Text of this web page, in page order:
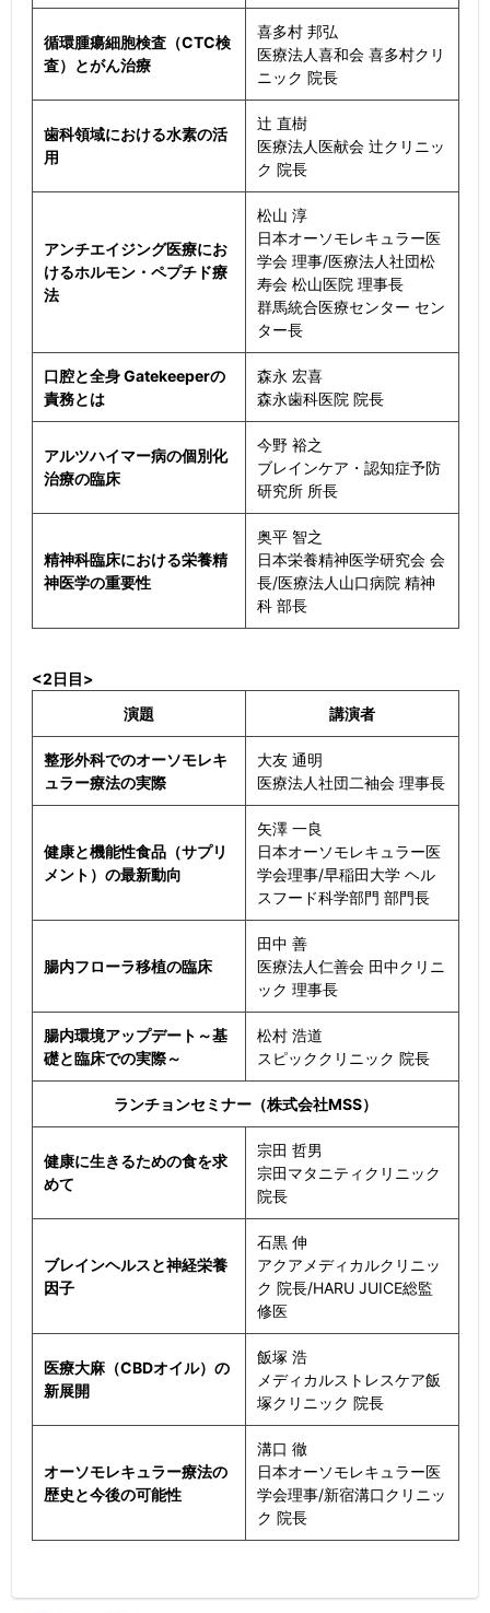
循環腫瘍細胞検査（CTC検
査）とがん治療
喜多村 邦弘
医療法人喜和会 喜多村クリ
ニック 院長
歯科領域における水素の活
用
辻 直樹
医療法人医献会 辻クリニッ
ク 院長
アンチエイジング医療にお
けるホルモン・ペプチド療
法
松山 淳
日本オーソモレキュラー医
学会 理事/医療法人社団松
寿会 松山医院 理事長
群馬統合医療センター セン
ター長
口腔と全身 Gatekeeperの
責務とは
森永 宏喜
森永歯科医院 院長
アルツハイマー病の個別化
治療の臨床
今野 裕之
ブレインケア・認知症予防
研究所 所長
精神科臨床における栄養精
神医学の重要性
奥平 智之
日本栄養精神医学研究会 会
長/医療法人山口病院 精神
科 部長
<2日目>
演題
講演者
整形外科でのオーソモレキ
ュラー療法の実際
大友 通明
医療法人社団二袖会 理事長
健康と機能性食品（サプリ
メント）の最新動向
矢澤 一良
日本オーソモレキュラー医
学会理事/早稲田大学 ヘル
スフード科学部門 部門長
腸内フローラ移植の臨床
田中 善
医療法人仁善会 田中クリニ
ック 理事長
腸内環境アップデート～基
礎と臨床での実際～
松村 浩道
スピッククリニック 院長
ランチョンセミナー（株式会社MSS）
健康に生きるための食を求
めて
宗田 哲男
宗田マタニティクリニック
院長
ブレインヘルスと神経栄養
因子
石黒 伸
アクアメディカルクリニッ
ク 院長/HARU JUICE総監
修医
医療大麻（CBDオイル）の
新展開
飯塚 浩
メディカルストレスケア飯
塚クリニック 院長
オーソモレキュラー療法の
歴史と今後の可能性
溝口 徹
日本オーソモレキュラー医
学会理事/新宿溝口クリニッ
ク 院長